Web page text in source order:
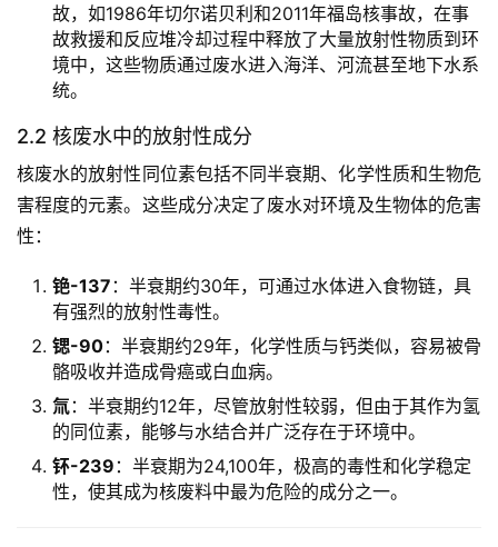
故，如1986年切尔诺贝利和2011年福岛核事故，在事
故救援和反应堆冷却过程中释放了大量放射性物质到环
境中，这些物质通过废水进入海洋、河流甚至地下水系
统。
2.2 核废水中的放射性成分
核废水的放射性同位素包括不同半衰期、化学性质和生物危
害程度的元素。这些成分决定了废水对环境及生物体的危害
性：
铯-137 ：半衰期约30年，可通过水体进入食物链，具
有强烈的放射性毒性。
锶-90：半衰期约29年，化学性质与钙类似，容易被骨
骼吸收并造成骨癌或白血病。
氚：半衰期约12年，尽管放射性较弱，但由于其作为氢
的同位素，能够与水结合并广泛存在于环境中。
钚-239 ：半衰期为24,100年，极高的毒性和化学稳定
性，使其成为核废料中最为危险的成分之一。